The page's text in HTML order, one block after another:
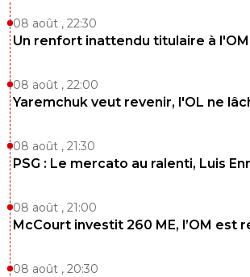
08 août , 22:30
Un renfort inattendu titulaire à
08 août , 22:00
Yaremchuk veut revenir, l'OL ne
08 août , 21:30
PSG : Le mercato au ralenti, Luis
08 août , 21:00
McCourt investit 260 ME, l’OM est
08 août , 20:30